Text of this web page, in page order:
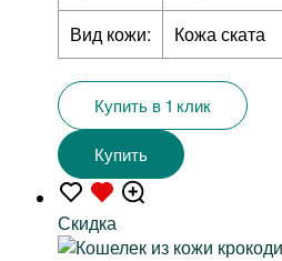
Вид кожи:
Кожа ската
Купить в 1 клик
Купить
Скидка